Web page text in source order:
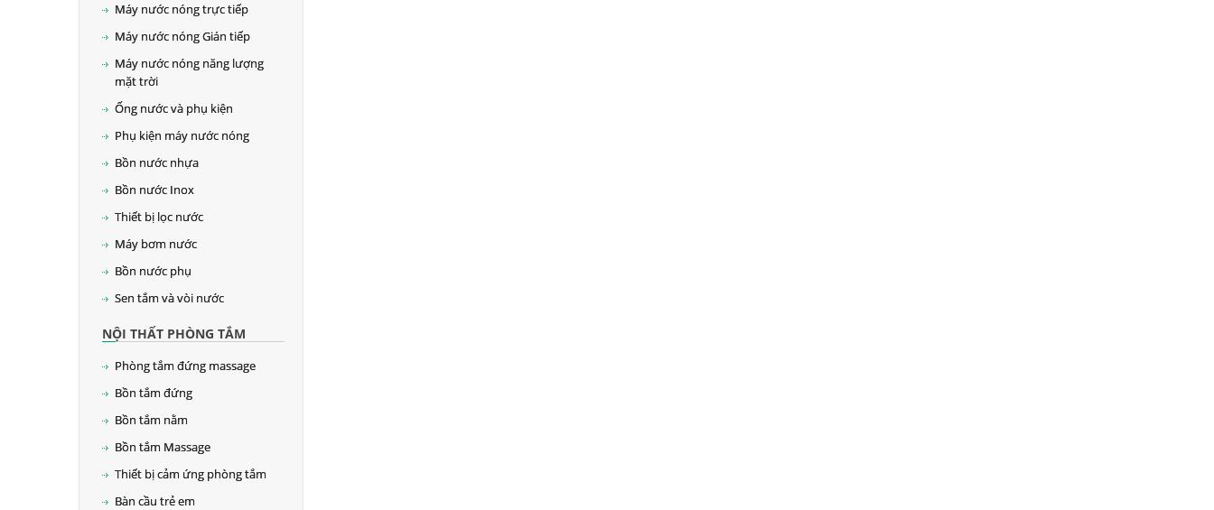
Máy nước nóng trực tiếp
Máy nước nóng Gián tiếp
Máy nước nóng năng lượng
mặt trời
Ống nước và phụ kiện
Phụ kiện máy nước nóng
Bồn nước nhựa
Bồn nước Inox
Thiết bị lọc nước
Máy bơm nước
Bồn nước phụ
Sen tắm và vòi nước
NỘI THẤT PHÒNG TẮM
Phòng tắm đứng massage
Bồn tắm đứng
Bồn tắm nằm
Bồn tắm Massage
Thiết bị cảm ứng phòng tắm
Bàn cầu trẻ em